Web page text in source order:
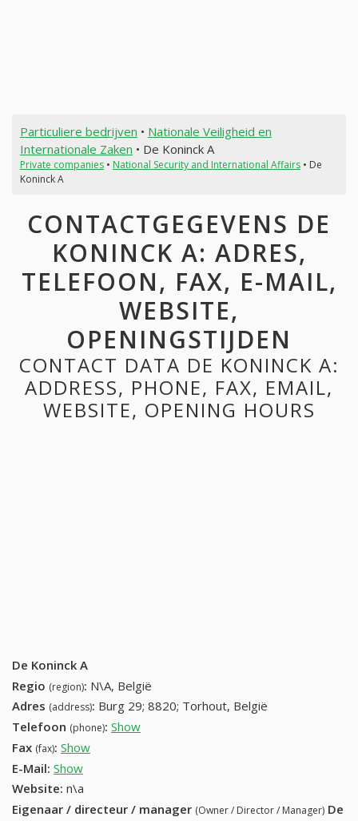
Particuliere bedrijven • Nationale Veiligheid en
Internationale Zaken • De Koninck A
Private companies• National Security and International Affairs• De
Koninck A
CONTACTGEGEVENS DE
KONINCK A: ADRES,
TELEFOON, FAX, E-MAIL,
WEBSITE,
OPENINGSTIJDEN
CONTACT DATA DE KONINCK A:
ADDRESS, PHONE, FAX, EMAIL,
WEBSITE, OPENING HOURS
De Koninck A
Regio (region): N\A, België
Adres (address): Burg 29; 8820; Torhout, België
Telefoon (phone): Show
Fax (fax): Show
E-Mail: Show
Website: n\a
Eigenaar / directeur / manager (Owner / Director / Manager) De